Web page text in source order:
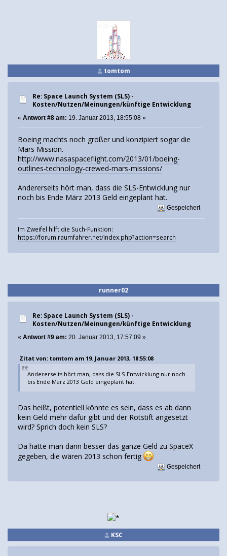
tomtom
Re: Space Launch System (SLS) -
Kosten/Nutzen/Meinungen/künftige Entwicklung
« Antwort #8 am: 19. Januar 2013, 18:55:08 »
Boeing machts noch größer und konzipiert sogar die
Mars Mission.
http://www.nasaspaceflight.com/2013/01/boeing-
outlines-technology-crewed-mars-missions/
Andererseits hört man, dass die SLS-Entwicklung nur
noch bis Ende März 2013 Geld eingeplant hat.
Gespeichert
Im Zweifel hilft die Such-Funktion:
https://forum.raumfahrer.net/index.php?action=search
runner02
Re: Space Launch System (SLS) -
Kosten/Nutzen/Meinungen/künftige Entwicklung
« Antwort #9 am: 20. Januar 2013, 17:57:09 »
Zitat von: tomtom am 19. Januar 2013, 18:55:08
Andererseits hört man, dass die SLS-Entwicklung nur noch
bis Ende März 2013 Geld eingeplant hat.
Das heißt, potentiell könnte es sein, dass es ab dann
kein Geld mehr dafür gibt und der Rotstift angesetzt
wird? Sprich doch kein SLS?
Da hätte man dann besser das ganze Geld zu SpaceX
gegeben, die wären 2013 schon fertig
Gespeichert
KSC